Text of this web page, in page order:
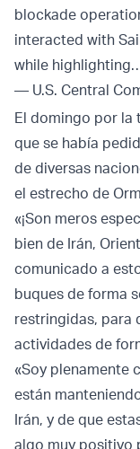
blockade
interacted with
while
— U.S. Central
El domingo por la
que se había
de diversas
el estrecho de
«¡Son meros
bien de Irán,
comunicado a
buques de forma
restringidas, para
actividades de
«Soy plenamente
están
Irán, y de que
algo muy positivo